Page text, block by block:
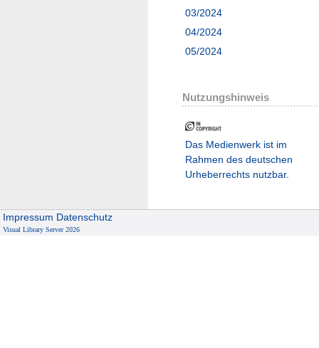
03/2024
04/2024
05/2024
Nutzungshinweis
Das Medienwerk ist im
Rahmen des deutschen
Urheberrechts nutzbar.
Impressum Datenschutz
Visual Library Server 2026